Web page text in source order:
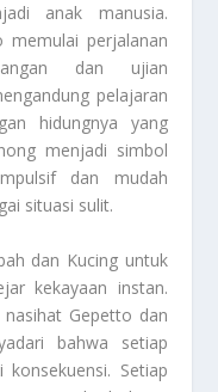
anak manusia.
memulai perjalanan
dan ujian
pelajaran
hidungnya yang
menjadi simbol
dan mudah
situasi sulit.
dan Kucing untuk
kekayaan instan.
nasihat Gepetto dan
bahwa setiap
Setiap